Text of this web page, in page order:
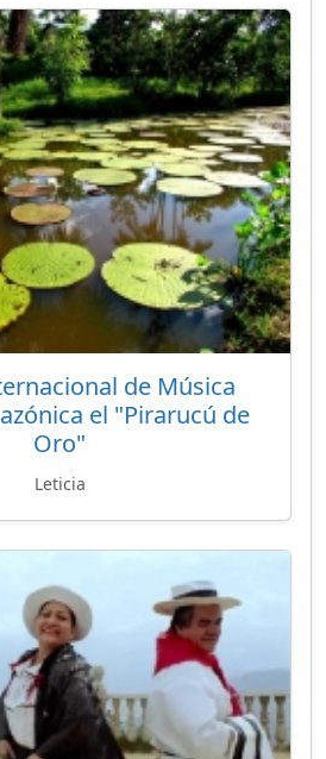
de Música
el "Pirarucú de
Oro"
Leticia